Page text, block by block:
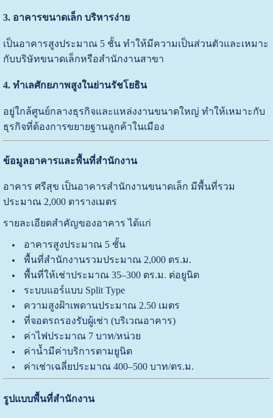
3. อาคารขนาดเล็ก บริหารง่าย
เป็นอาคารสูงประมาณ 5 ชั้น ทำให้มีความเป็นส่วนตัวและเหมาะ
กับบริษัทขนาดเล็กหรือสำนักงานสาขา
4. ทำเลศักยภาพสูงในย่านรัชโยธิน
อยู่ใกล้ศูนย์กลางธุรกิจและแหล่งงานขนาดใหญ่ ทำให้เหมาะกับ
ธุรกิจที่ต้องการขยายฐานลูกค้าในเมือง
ข้อมูลอาคารและพื้นที่สำนักงาน
อาคาร ศรีสุข เป็นอาคารสำนักงานขนาดเล็ก มีพื้นที่รวม
ประมาณ 2,000 ตารางเมตร
รายละเอียดสำคัญของอาคาร ได้แก่
อาคารสูงประมาณ 5 ชั้น
พื้นที่สำนักงานรวมประมาณ 2,000 ตร.ม.
พื้นที่ให้เช่าประมาณ 35–300 ตร.ม. ต่อยูนิต
ระบบแอร์แบบ Split Type
ความสูงฝ้าเพดานประมาณ 2.50 เมตร
ที่จอดรถรองรับผู้เช่า (บริเวณอาคาร)
ค่าไฟประมาณ 7 บาท/หน่วย
ค่าน้ำมีค่าบริการตามยูนิต
ค่าเช่าเฉลี่ยประมาณ 400–500 บาท/ตร.ม.
รูปแบบพื้นที่สำนักงาน